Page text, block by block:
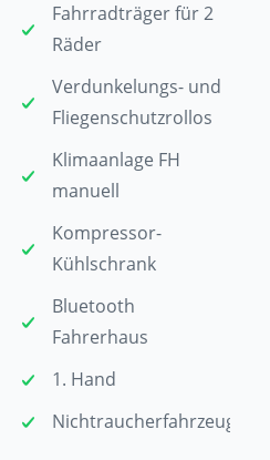
Fahrradträger für 2
Räder
Verdunkelungs- und
Fliegenschutzrollos
Klimaanlage FH
manuell
Kompressor-
Kühlschrank
Bluetooth
Fahrerhaus
1. Hand
Nichtraucherfahrzeug